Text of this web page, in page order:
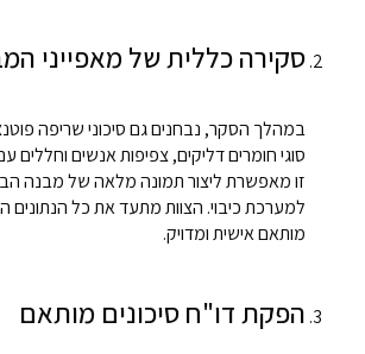
סקירה כללית של מאפייני
במהלך הסקר, נבחנים גם סיכוני שריפה
סוגי חומרים דליקים, צפיפות אנשים וחללים
זו מאפשרת ליצור תמונה מלאה של מבנה
למערכת כיבוי. הצוות מתעד את כל הנתונים
מותאם אישית ומדויק.
הפקת דו"ח סיכונים מותאם